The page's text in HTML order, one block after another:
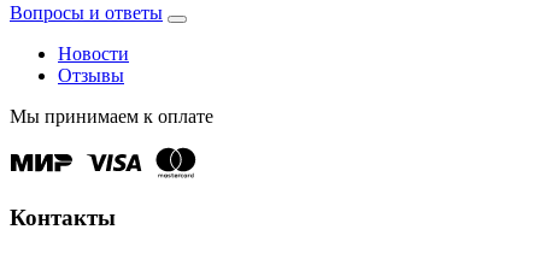
Вопросы и ответы
Новости
Отзывы
Мы принимаем к оплате
Контакты